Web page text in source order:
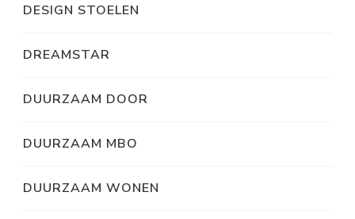
DESIGN STOELEN
DREAMSTAR
DUURZAAM DOOR
DUURZAAM MBO
DUURZAAM WONEN